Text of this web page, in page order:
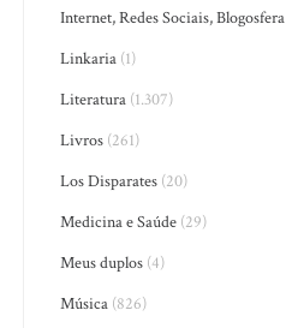
Internet, Redes Sociais, Blogosfera
Linkaria (1)
Literatura (1.307)
Livros (261)
Los Disparates (20)
Medicina e Saúde (29)
Meus duplos (4)
Música (826)